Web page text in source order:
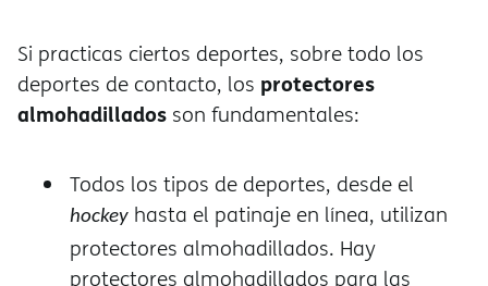
Si practicas ciertos deportes, sobre todo los
deportes de contacto, los protectores
almohadillados son fundamentales:
Todos los tipos de deportes, desde el
hockey hasta el patinaje en línea, utilizan
protectores almohadillados. Hay
protectores almohadillados para las